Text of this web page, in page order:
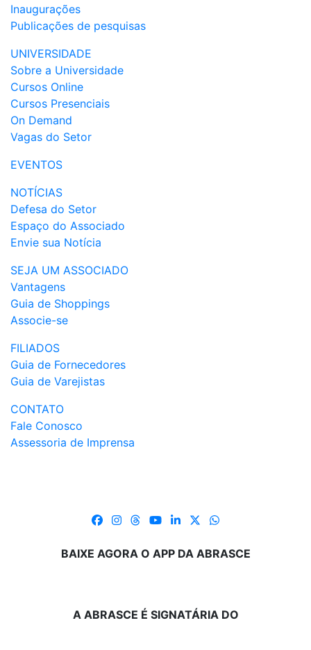
Inaugurações
Publicações de pesquisas
UNIVERSIDADE
Sobre a Universidade
Cursos Online
Cursos Presenciais
On Demand
Vagas do Setor
EVENTOS
NOTÍCIAS
Defesa do Setor
Espaço do Associado
Envie sua Notícia
SEJA UM ASSOCIADO
Vantagens
Guia de Shoppings
Associe-se
FILIADOS
Guia de Fornecedores
Guia de Varejistas
CONTATO
Fale Conosco
Assessoria de Imprensa
BAIXE AGORA O APP DA ABRASCE
A ABRASCE É SIGNATÁRIA DO